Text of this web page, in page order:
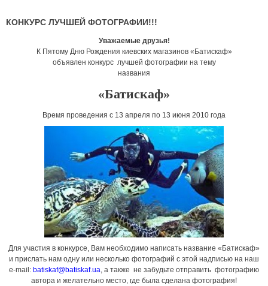
КОНКУРС ЛУЧШЕЙ ФОТОГРАФИИ!!!
Уважаемые друзья!
К Пятому Дню Рождения киевских магазинов «Батискаф»
объявлен конкурс лучшей фотографии на тему
названия
«Батискаф»
Время проведения c 13 апреля по 13 июня 2010 года
Для участия в конкурсе, Вам необходимо написать название «Батискаф»
и прислать нам одну или несколько фотографий с этой надписью на наш
e-mail: batiskaf@batiskaf.ua, а также не забудьте отправить фотографию
автора и желательно место, где была сделана фотография!